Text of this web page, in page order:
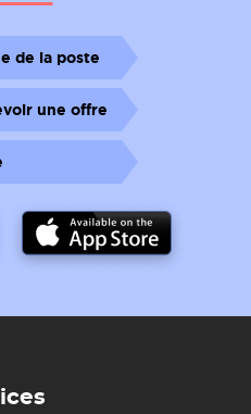
de la poste
une offre